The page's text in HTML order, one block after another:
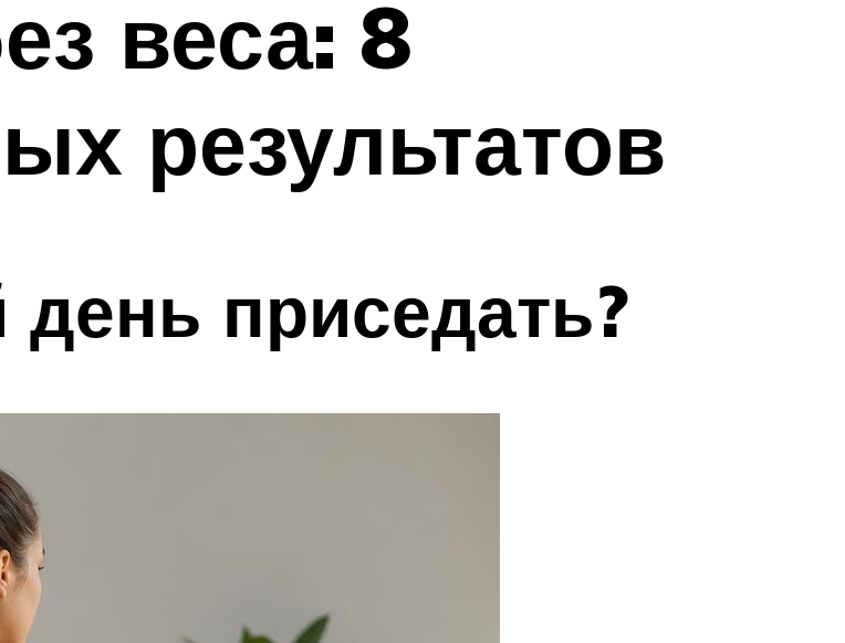
веса: 8
результатов
приседать?